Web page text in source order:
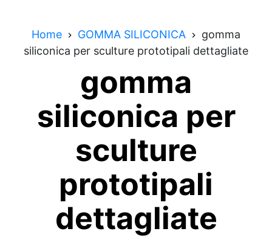
Home GOMMA SILICONICA
gomma
siliconica per sculture prototipali dettagliate
gomma
siliconica per
sculture
prototipali
dettagliate